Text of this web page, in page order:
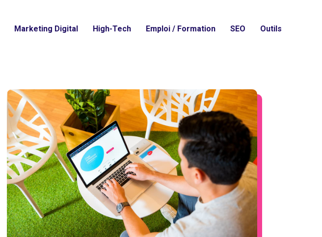
Marketing Digital High-Tech Emploi / Formation SEO Outils